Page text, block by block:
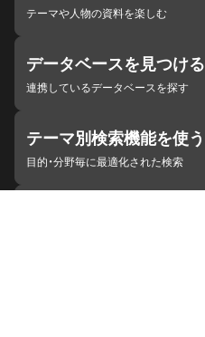
テーマや人物の資料を楽しむ
データベースを見つける
連携しているデータベースを探す
テーマ別検索機能を使う
目的・分野毎に最適化された検索